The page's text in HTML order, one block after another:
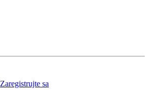
Zaregistrujte sa